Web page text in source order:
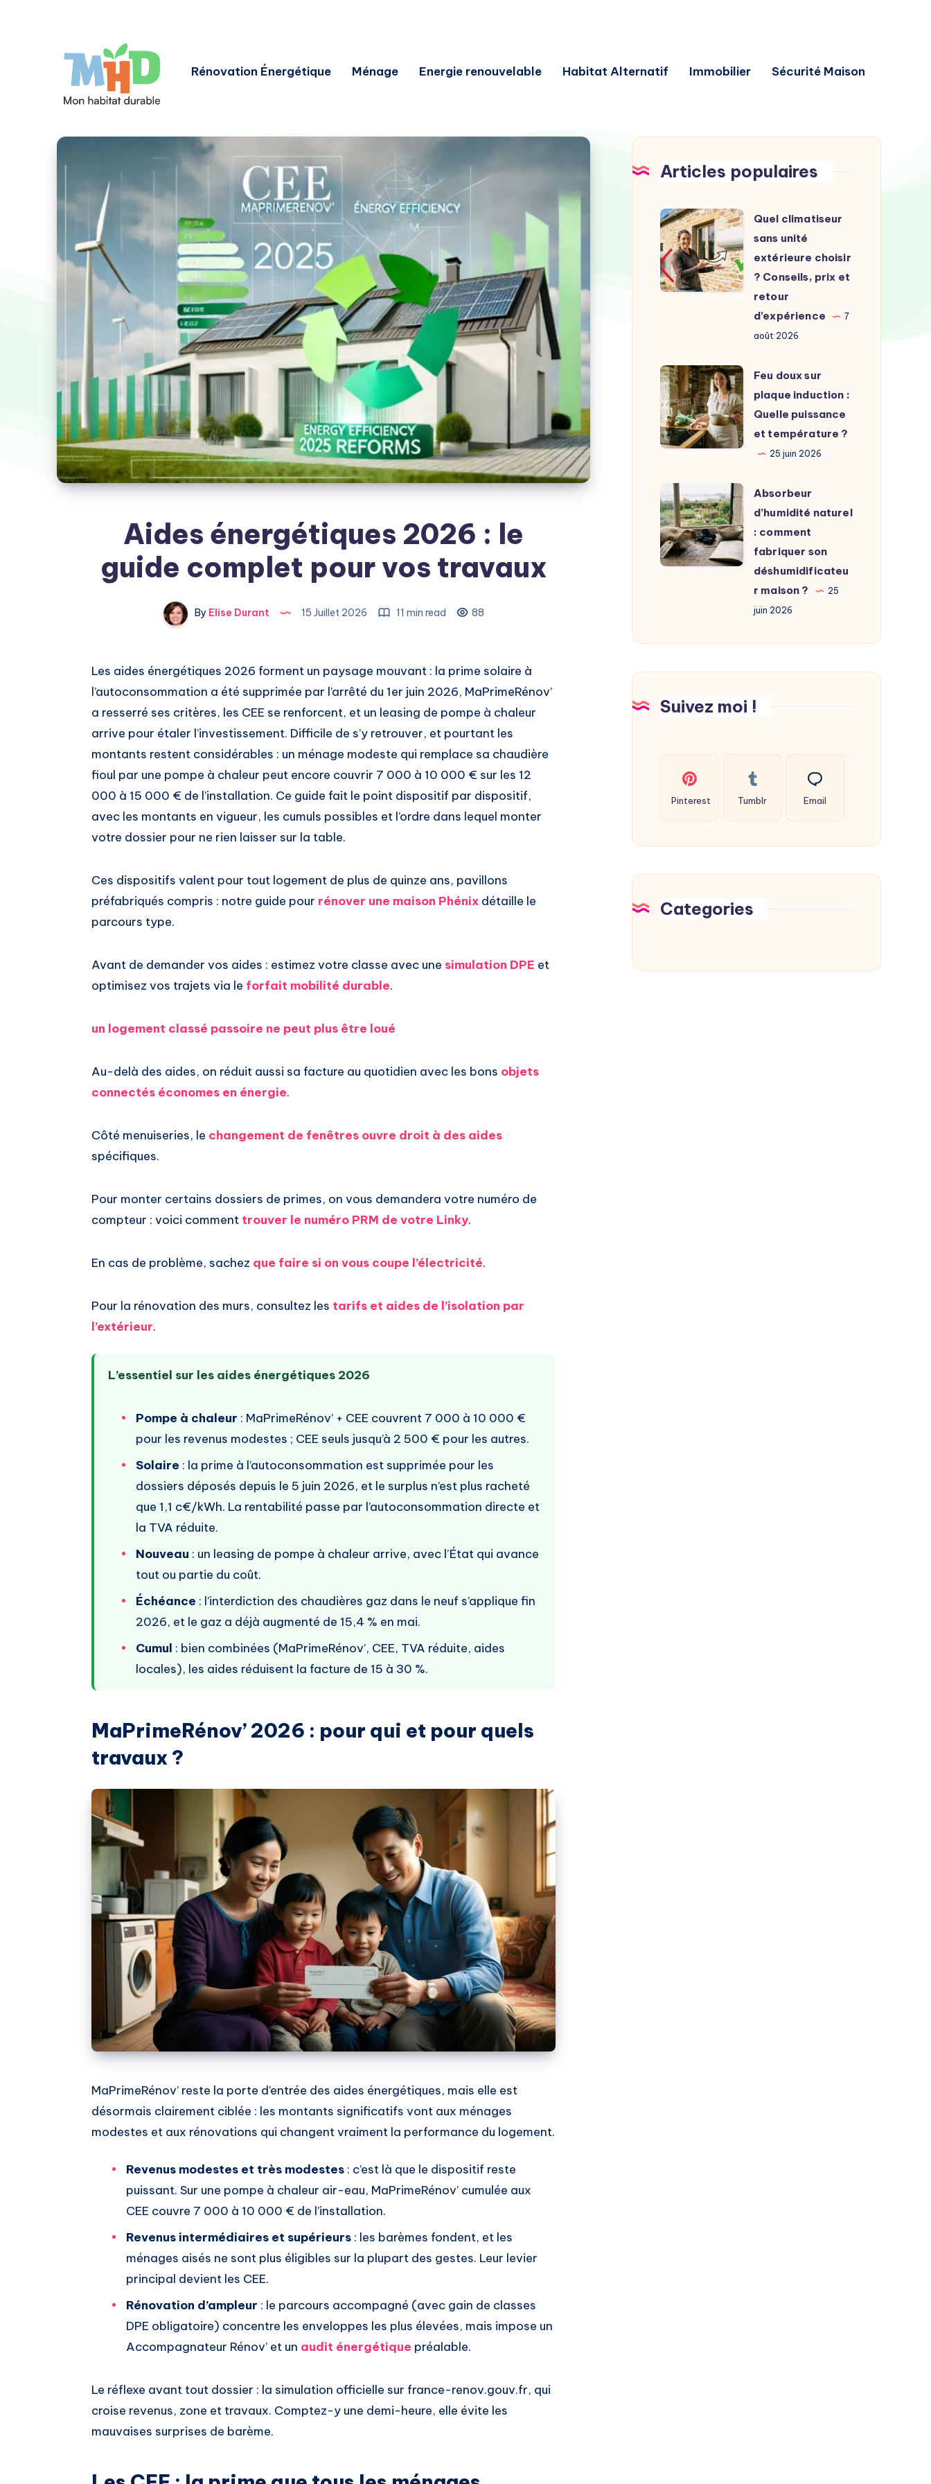
Rénovation Énergétique Ménage Energie renouvelable Habitat Alternatif Immobilier Sécurité Maison
Aides énergétiques 2026 : le
guide complet pour vos travaux
By Elise Durant 15 Juillet 2026 11 min read 88
Les aides énergétiques 2026 forment un paysage mouvant : la prime solaire à
l’autoconsommation a été supprimée par l’arrêté du 1er juin 2026, MaPrimeRénov’
a resserré ses critères, les CEE se renforcent, et un leasing de pompe à chaleur
arrive pour étaler l’investissement. Difficile de s’y retrouver, et pourtant les
montants restent considérables : un ménage modeste qui remplace sa chaudière
fioul par une pompe à chaleur peut encore couvrir 7 000 à 10 000 € sur les 12
000 à 15 000 € de l’installation. Ce guide fait le point dispositif par dispositif,
avec les montants en vigueur, les cumuls possibles et l’ordre dans lequel monter
votre dossier pour ne rien laisser sur la table.
Ces dispositifs valent pour tout logement de plus de quinze ans, pavillons
préfabriqués compris : notre guide pour rénover une maison Phénix détaille le
parcours type.
Avant de demander vos aides : estimez votre classe avec une simulation DPE et
optimisez vos trajets via le forfait mobilité durable.
un logement classé passoire ne peut plus être loué
Au-delà des aides, on réduit aussi sa facture au quotidien avec les bons objets
connectés économes en énergie.
Côté menuiseries, le changement de fenêtres ouvre droit à des aides
spécifiques.
Pour monter certains dossiers de primes, on vous demandera votre numéro de
compteur : voici comment trouver le numéro PRM de votre Linky.
En cas de problème, sachez que faire si on vous coupe l’électricité.
Pour la rénovation des murs, consultez les tarifs et aides de l’isolation par
l’extérieur.
L’essentiel sur les aides énergétiques 2026
Pompe à chaleur : MaPrimeRénov’ + CEE couvrent 7 000 à 10 000 €
pour les revenus modestes ; CEE seuls jusqu’à 2 500 € pour les autres.
Solaire : la prime à l’autoconsommation est supprimée pour les
dossiers déposés depuis le 5 juin 2026, et le surplus n’est plus racheté
que 1,1 c€/kWh. La rentabilité passe par l’autoconsommation directe et
la TVA réduite.
Nouveau : un leasing de pompe à chaleur arrive, avec l’État qui avance
tout ou partie du coût.
Échéance : l’interdiction des chaudières gaz dans le neuf s’applique fin
2026, et le gaz a déjà augmenté de 15,4 % en mai.
Cumul : bien combinées (MaPrimeRénov’, CEE, TVA réduite, aides
locales), les aides réduisent la facture de 15 à 30 %.
MaPrimeRénov’ 2026 : pour qui et pour quels
travaux ?
MaPrimeRénov’ reste la porte d’entrée des aides énergétiques, mais elle est
désormais clairement ciblée : les montants significatifs vont aux ménages
modestes et aux rénovations qui changent vraiment la performance du logement.
Revenus modestes et très modestes : c’est là que le dispositif reste
puissant. Sur une pompe à chaleur air-eau, MaPrimeRénov’ cumulée aux
CEE couvre 7 000 à 10 000 € de l’installation.
Revenus intermédiaires et supérieurs : les barèmes fondent, et les
ménages aisés ne sont plus éligibles sur la plupart des gestes. Leur levier
principal devient les CEE.
Rénovation d’ampleur : le parcours accompagné (avec gain de classes
DPE obligatoire) concentre les enveloppes les plus élevées, mais impose un
Accompagnateur Rénov’ et un audit énergétique préalable.
Le réflexe avant tout dossier : la simulation officielle sur france-renov.gouv.fr, qui
croise revenus, zone et travaux. Comptez-y une demi-heure, elle évite les
mauvaises surprises de barème.
Articles populaires
Quel
climatiseur
sans
unité
extérieure
prix
et
retour
d’expérience
Quel climatiseur
sans unité
extérieure choisir
? Conseils, prix et
retour
d’expérience
7
août 2026
Feu
doux
sur
plaque
induction
Quelle
puissance
et
température
?
Feu doux sur
plaque induction :
Quelle puissance
et température ?
25 juin 2026
Absorbeur
d’humidité
naturel
:
comment
maison
Absorbeur
d’humidité naturel
: comment
fabriquer son
déshumidificateu
r maison ?
25
juin 2026
Suivez moi !
Pinterest Tumblr Email
Categories